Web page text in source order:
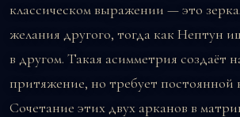
классическом выражении — это
желания другого, тогда как Нептун
в другом. Такая асимметрия создаёт
притяжение, но требует постоянной
Сочетание этих двух арканов в